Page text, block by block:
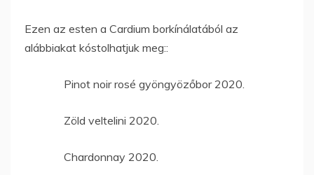
Ezen az esten a Cardium borkínálatából az
alábbiakat kóstolhatjuk meg::
Pinot noir rosé gyöngyözőbor 2020.
Zöld veltelini 2020.
Chardonnay 2020.